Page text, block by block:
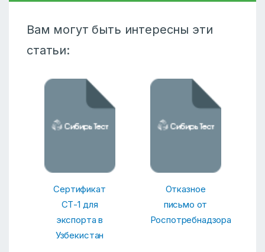
Вам могут быть интересны эти
статьи:
Сертификат
СТ-1 для
экспорта в
Узбекистан
Отказное
письмо от
Роспотребнадзора